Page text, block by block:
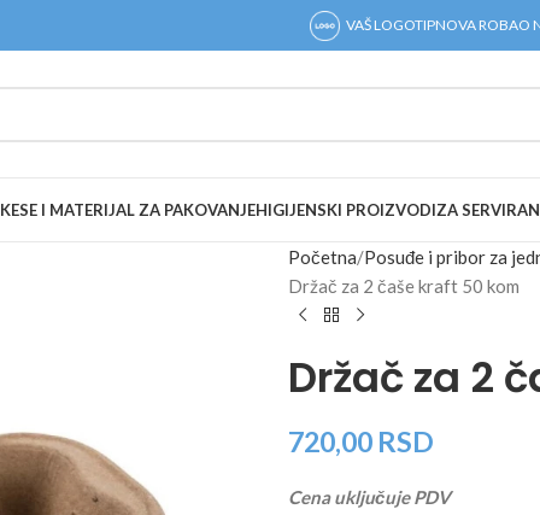
VAŠ LOGOTIPNOVA ROBAO
KESE I MATERIJAL ZA PAKOVANJEHIGIJENSKI PROIZVODIZA
Početna Posuđe i pribor za
Držač za 2 čaše kraft 50 kom
Držač za 2
720,00 RSD
Cena uključuje PDV